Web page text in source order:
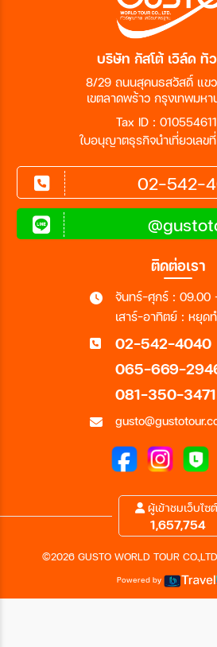
บริษัท กัสโต้ เวิล์ด ทั
8/29 ถนนสุคนธสวัสดิ์ แข
เขตลาดพร้าว กรุงเทพมห
Tax ID :
ใบอนุญาตธุรกิจนำเที่ยวเลข
02-542-
ติดต่อเรา
จันทร์-ศุกร์ : 09.00
เสาร์-อาทิตย์ : หยุด
02-542-4040
065-669-
081-350-3471
ผู้เข้าชมเว็บไซต์
1,657,754
©2026 GUSTO WORLD TOUR
Powered by